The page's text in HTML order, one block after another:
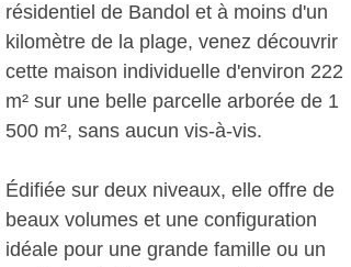
résidentiel de Bandol et à moins d'un
kilomètre de la plage, venez découvrir
cette maison individuelle d'environ 222
m² sur une belle parcelle arborée de 1
500 m², sans aucun vis-à-vis.
Édifiée sur deux niveaux, elle offre de
beaux volumes et une configuration
idéale pour une grande famille ou un